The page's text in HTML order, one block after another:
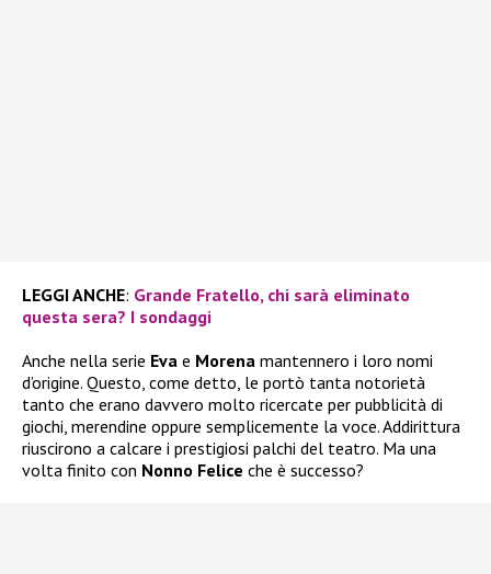
LEGGI ANCHE: Grande Fratello, chi sarà eliminato
questa sera? I sondaggi
Anche nella serie Eva e Morena mantennero i loro nomi
d’origine. Questo, come detto, le portò tanta notorietà
tanto che erano davvero molto ricercate per pubblicità di
giochi, merendine oppure semplicemente la voce. Addirittura
riuscirono a calcare i prestigiosi palchi del teatro. Ma una
volta finito con Nonno Felice che è successo?